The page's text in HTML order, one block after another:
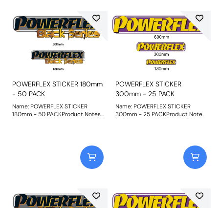
POWERFLEX STICKER 180mm
- 50 PACK
Name: POWERFLEX STICKER
180mm - 50 PACKProduct Notes:
POWERFLEX STICKER
300mm - 25 PACK
Name: POWERFLEX STICKER
300mm - 25 PACKProduct Notes: